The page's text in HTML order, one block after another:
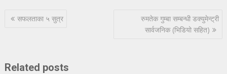
Post
सफलताका ५ सुत्र
रुमतेक गुम्बा सम्बन्धी डक्युमेन्ट्री
सार्वजनिक (भिडियो सहित)
Related posts